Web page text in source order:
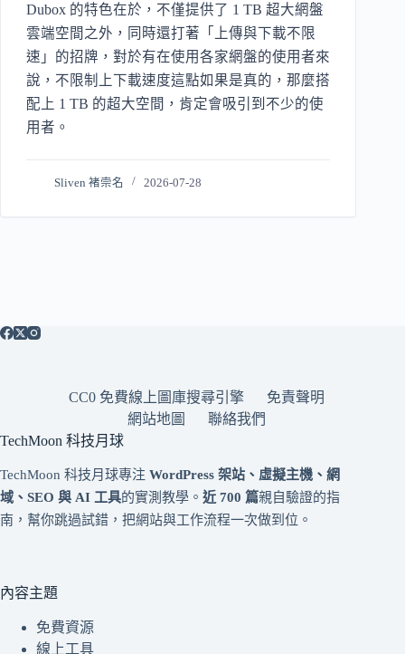
Dubox 的特色在於，不僅提供了 1 TB 超大網盤
雲端空間之外，同時還打著「上傳與下載不限
速」的招牌，對於有在使用各家網盤的使用者來
說，不限制上下載速度這點如果是真的，那麼搭
配上 1 TB 的超大空間，肯定會吸引到不少的使
用者。
Sliven 褚崇名 2026-07-28
CC0 免費線上圖庫搜尋引擎
免責聲明
網站地圖
聯絡我們
TechMoon 科技月球
TechMoon 科技月球專注 WordPress 架站、虛擬主機、網
域、SEO 與 AI 工具的實測教學。 近 700 篇親自驗證的指
南，幫你跳過試錯，把網站與工作流程一次做到位。
內容主題
免費資源
線上工具